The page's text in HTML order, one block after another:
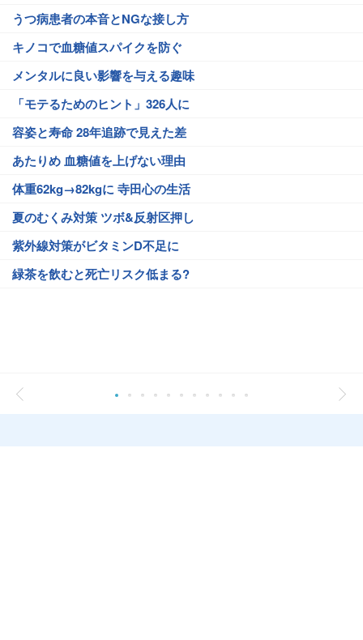
うつ病患者の本音とNGな接し方
キノコで血糖値スパイクを防ぐ
メンタルに良い影響を与える趣味
「モテるためのヒント」326人に
容姿と寿命 28年追跡で見えた差
あたりめ 血糖値を上げない理由
体重62kg→82kgに 寺田心の生活
夏のむくみ対策 ツボ&反射区押し
紫外線対策がビタミンD不足に
緑茶を飲むと死亡リスク低まる?